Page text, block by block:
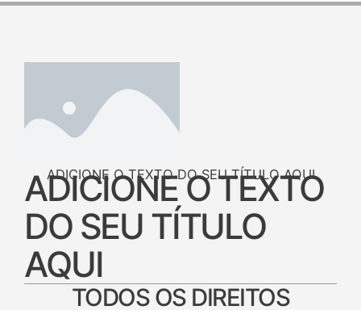
ADICIONE O TEXTO DO SEU TÍTULO AQUI
ADICIONE O TEXTO
DO SEU TÍTULO
AQUI
TODOS OS DIREITOS